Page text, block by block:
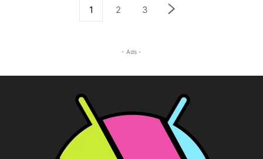
1 2 3
- Ads -